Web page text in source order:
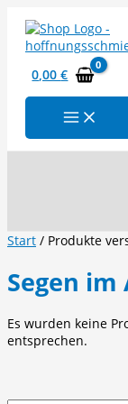
Inhalt
springen
0,00€
Start / Produkte
Segen im
Es wurden keine
entsprechen.